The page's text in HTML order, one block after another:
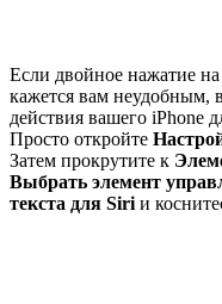
Если двойное нажатие
кажется вам неудобным,
действия вашего iPhone
Просто откройте
Затем прокрутите к
Выбрать элемент
текста для Siri и